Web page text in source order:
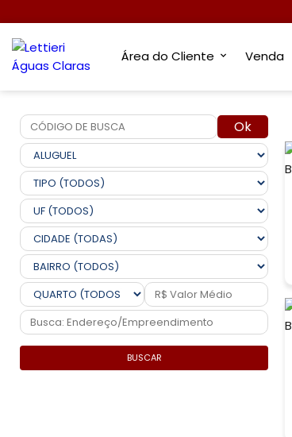
Área do Cliente Venda
Ok
BUSCAR